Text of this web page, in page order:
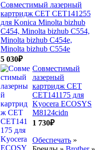
Совместимый лазерный
картридж CET CET141255
для Konica Minolta bizhub
C454, Minolta bizhub C554,
Minolta bizhub C454e,
Minolta bizhub C554e
5 030₽
Совместимый
лазерный
картридж CET
CET141175 для
Kyocera ECOSYS
M8124cidn
1 730₽
Обеспечать »